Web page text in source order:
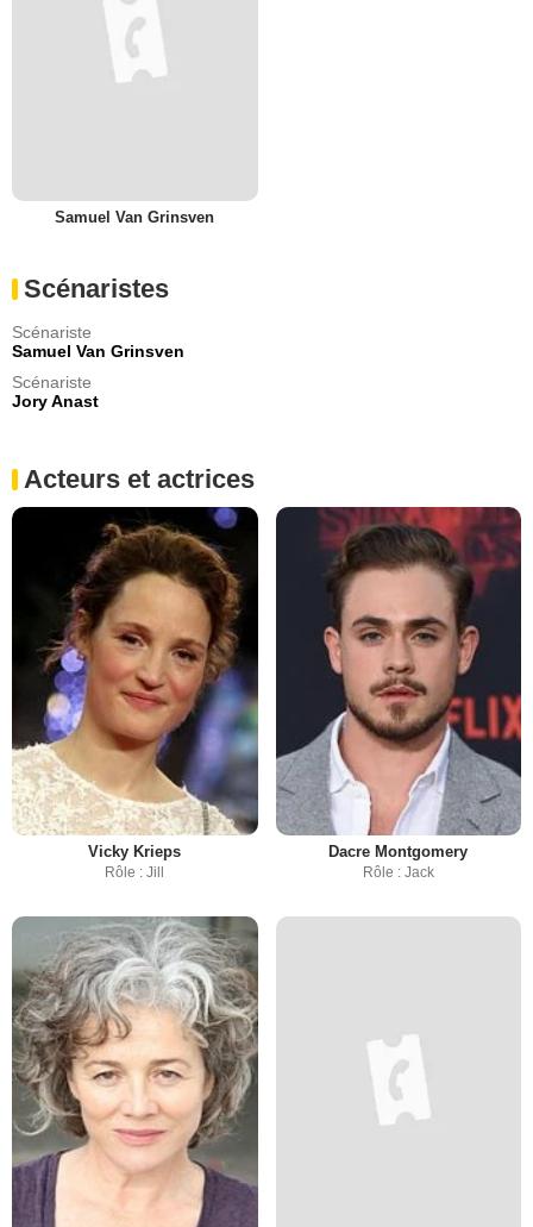
Samuel Van Grinsven
Scénaristes
Scénariste
Samuel Van Grinsven
Scénariste
Jory Anast
Acteurs et actrices
Vicky Krieps
Rôle : Jill
Dacre Montgomery
Rôle : Jack